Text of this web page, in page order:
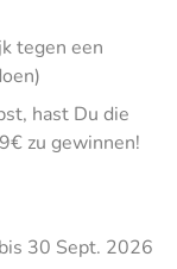
tegen een
hast Du die
zu gewinnen!
30 Sept. 2026